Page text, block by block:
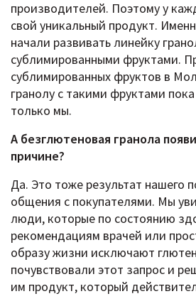
производителей. Поэтому у
свой уникальный продукт.
начали развивать линейку
сублимированными фруктами.
сублимированных фруктов в
гранолу с такими фруктами
только мы.
А безглютеновая гранола
причине?
Да. Это тоже результат нашего
общения с покупателями. Мы
люди, которые по состоянию
рекомендациям врачей или
образу жизни исключают
почувствовали этот запрос и
им продукт, который